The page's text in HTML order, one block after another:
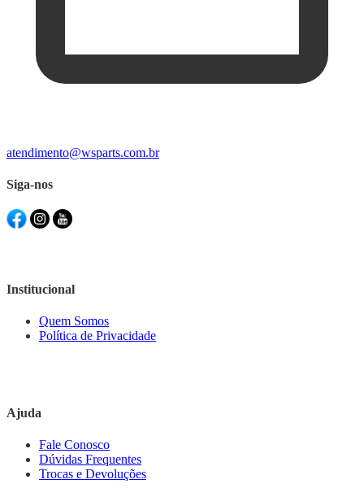
atendimento@wsparts.com.br
Siga-nos
Institucional
Quem Somos
Política de Privacidade
Ajuda
Fale Conosco
Dúvidas Frequentes
Trocas e Devoluções